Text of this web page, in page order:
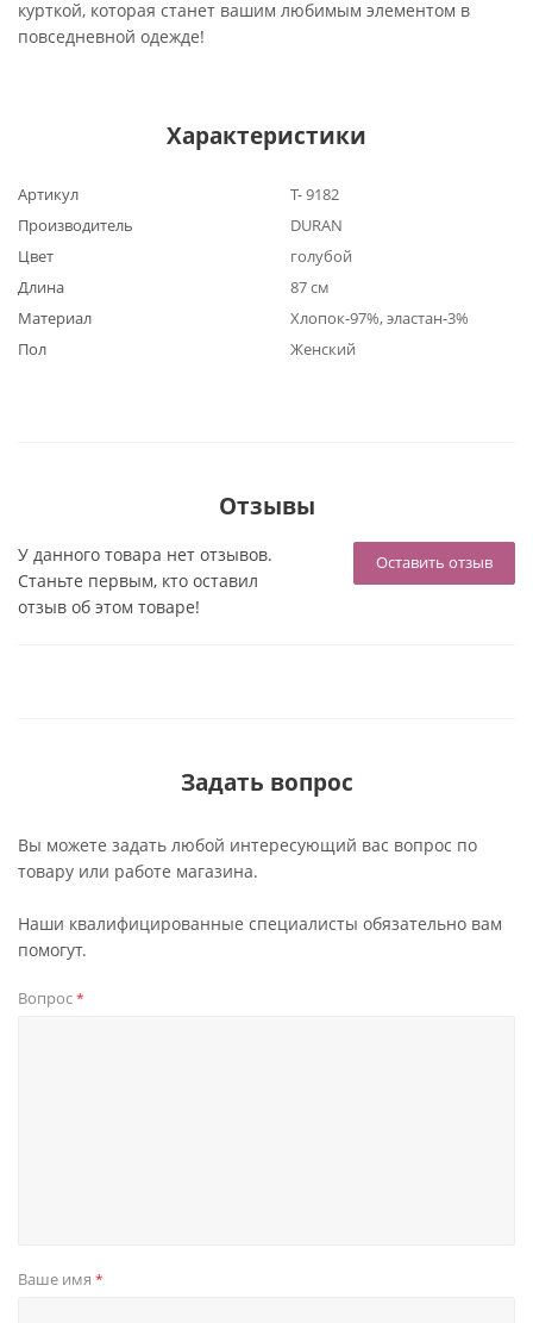
курткой, которая станет вашим любимым элементом в
повседневной одежде!
Характеристики
Артикул
Т- 9182
Производитель
DURAN
Цвет
голубой
Длина
87 см
Материал
Хлопок-97%, эластан-3%
Пол
Женский
Отзывы
Оставить отзыв
У данного товара нет отзывов.
Станьте первым, кто оставил
отзыв об этом товаре!
Задать вопрос
Вы можете задать любой интересующий вас вопрос по
товару или работе магазина.
Наши квалифицированные специалисты обязательно вам
помогут.
Вопрос*
Ваше имя *